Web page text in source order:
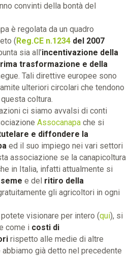
convinti della bontà del
è regolata da un quadro
(Reg.CE n.1234 del 2007
sia all’incentivazione della
trasformazione e della
Tali direttive europee sono
ulteriori circolari che tendono
coltura.
ci siamo avvalsi di conti
Assocanapa che si
e diffondere la
ed il suo impiego nei vari settori
associazione se la canapicoltura
in Italia, infatti attualmente si
e del ritiro della
gli agricoltori in ogni
visionare per intero (qui), si
come i costi di
rispetto alle medie di altre
già detto nel precedente